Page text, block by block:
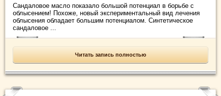
Сандаловое масло показало большой потенциал в борьбе с
облысением! Похоже, новый экспериментальный вид лечения
облысения обладает большим потенциалом. Синтетическое
сандаловое ...
Читать запись полностью